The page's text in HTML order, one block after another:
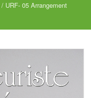
/ URF- 05 Arrangement